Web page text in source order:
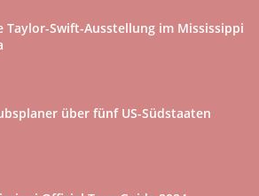
Taylor-Swift-Ausstellung im Mississippi
über fünf US-Südstaaten